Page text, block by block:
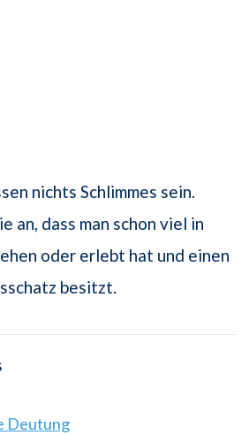
nichts Schlimmes sein.
an, dass man schon viel in
oder erlebt hat und einen
besitzt.
Deutung